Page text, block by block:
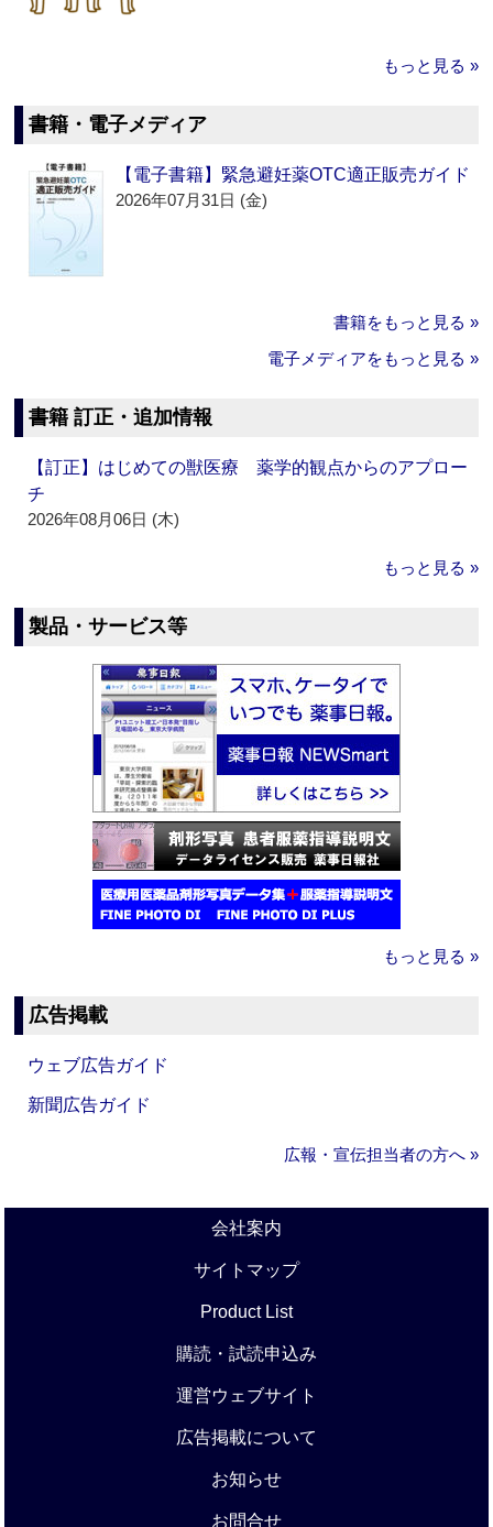
もっと見る »
書籍・電子メディア
【電子書籍】緊急避妊薬OTC適正販売ガイド
2026年07月31日 (金)
書籍をもっと見る »
電子メディアをもっと見る »
書籍 訂正・追加情報
【訂正】はじめての獣医療 薬学的観点からのアプロー
チ
2026年08月06日 (木)
もっと見る »
製品・サービス等
もっと見る »
広告掲載
ウェブ広告ガイド
新聞広告ガイド
広報・宣伝担当者の方へ »
会社案内
サイトマップ
Product List
購読・試読申込み
運営ウェブサイト
広告掲載について
お知らせ
お問合せ